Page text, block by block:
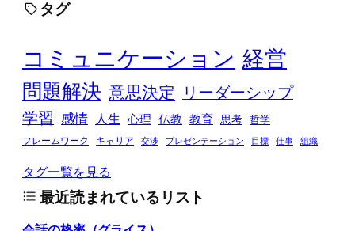
タグ
コミュニケーション 経営
問題解決 意思決定
リーダーシップ
学習
感情 人生 心理 仏教 教育 思考
哲学
フレームワーク
キャリア 交渉 プレゼンテーション 目標 仕事 組織
タグ一覧を見る
最近読まれているリスト